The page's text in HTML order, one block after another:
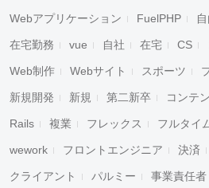
Webアプリケーション FuelPHP
在宅勤務 vue 自社 在宅 CS
Web制作 Webサイト スポーツ
新規開発 新規 第二新卒 コンテ
Rails 複業 フレックス フルタイ
wework フロントエンジニア 決済
クライアント パルミー 事業責任者